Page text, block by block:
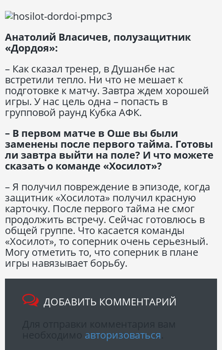
Анатолий Власичев, полузащитник
«Дордоя»:
– Как сказал тренер, в Душанбе нас
встретили тепло. Ни что не мешает к
подготовке к матчу. Завтра ждем хорошей
игры. У нас цель одна – попасть в
групповой раунд Кубка АФК.
– В первом матче в Оше вы были
заменены после первого тайма. Готовы
ли завтра выйти на поле? И что можете
сказать о команде «Хосилот»?
– Я получил повреждение в эпизоде, когда
защитник «Хосилота» получил красную
карточку. После первого тайма не смог
продолжить встречу. Сейчас готовлюсь в
общей группе. Что касается команды
«Хосилот», то соперник очень серьезный.
Могу отметить то, что соперник в плане
игры навязывает борьбу.
ДОБАВИТЬ КОММЕНТАРИЙ
авторизоваться